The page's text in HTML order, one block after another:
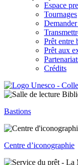
Espace
Tournages
Prêt entre
Prêt aux
Crédits
Bastions
Centre d’iconographie